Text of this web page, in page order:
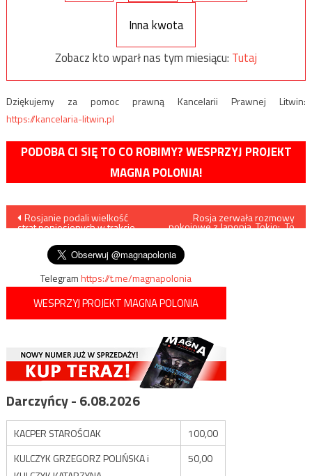
Inna kwota
Zobacz kto wparł nas tym miesiącu: Tutaj
Dziękujemy za pomoc prawną Kancelarii Prawnej Litwin:
https://kancelaria-litwin.pl
PODOBA CI SIĘ TO CO ROBIMY? WESPRZYJ PROJEKT
MAGNA POLONIA!
Nawigacja
wpisu
Rosjanie podali wielkość
strat poniesionych w trakcie
Rosja zerwała rozmowy
pokojowe z Japonią. Tokio: „To
Telegramhttps://t.me/magnapolonia
WESPRZYJ PROJEKT MAGNA POLONIA
Darczyńcy - 6.08.2026
KACPER STAROŚCIAK
100,00
KULCZYK GRZEGORZ POLIŃSKA i
50,00